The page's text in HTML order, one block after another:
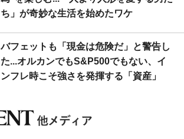
ち」が奇妙な生活を始めたワケ
バフェットも「現金は危険だ」と警告し
た...オルカンでもS&P500でもない、イ
ンフレ時こそ強さを発揮する「資産」